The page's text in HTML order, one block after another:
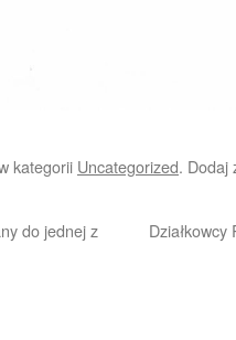
kategorii Uncategorized. Dodaj
do jednej z